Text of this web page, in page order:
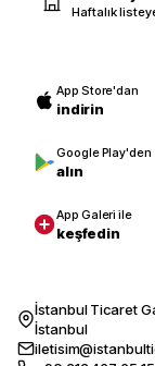
Haftalık
App Store'dan
indirin
Google Play'den
alın
App Galeri ile
keşfedin
İstanbul Ticaret
İstanbul